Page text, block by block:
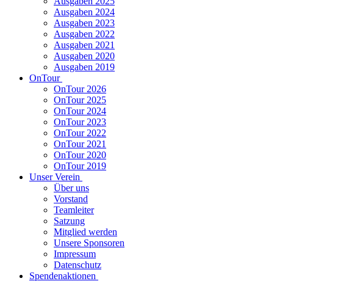
Ausgaben 2024
Ausgaben 2023
Ausgaben 2022
Ausgaben 2021
Ausgaben 2020
Ausgaben 2019
OnTour
OnTour 2026
OnTour 2025
OnTour 2024
OnTour 2023
OnTour 2022
OnTour 2021
OnTour 2020
OnTour 2019
Unser Verein
Über uns
Vorstand
Teamleiter
Satzung
Mitglied werden
Unsere Sponsoren
Impressum
Datenschutz
Spendenaktionen